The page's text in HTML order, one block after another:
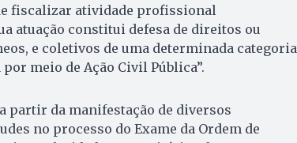
fiscalizar atividade profissional
atuação constitui defesa de direitos ou
e coletivos de uma determinada categoria
meio de Ação Civil Pública”.
partir da manifestação de diversos
no processo do Exame da Ordem de